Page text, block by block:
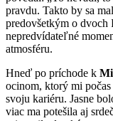
pravdu. Takto by sa
predovšetkým o
nepredvídateľné
atmosféru.
Hneď po príchode k
ocinom, ktorý mi
svoju kariéru. Jasne
viac ma potešila aj